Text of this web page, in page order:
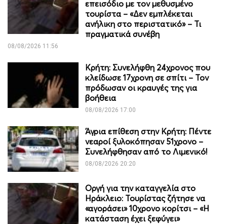
επεισόδιο με τον μεθυσμένο
τουρίστα – «Δεν εμπλέκεται
ανήλικη στο περιστατικό» – Τι
πραγματικά συνέβη
08/08/2026 11:56
Κρήτη: Συνελήφθη 24χρονος που
κλείδωσε 17χρονη σε σπίτι – Τον
πρόδωσαν οι κραυγές της για
βοήθεια
08/08/2026 17:00
Άγρια επίθεση στην Κρήτη: Πέντε
νεαροί ξυλοκόπησαν 51χρονο –
Συνελήφθησαν από το Λιμενικό!
08/08/2026 20:20
Οργή για την καταγγελία στο
Ηράκλειο: Τουρίστας ζήτησε να
«αγοράσει» 10χρονο κορίτσι – «Η
κατάσταση έχει ξεφύγει»